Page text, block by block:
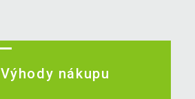
Výhody nákupu